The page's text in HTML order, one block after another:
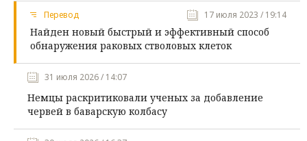
Перевод 17 июля 2023 / 19:14
Найден новый быстрый и эффективный способ
обнаружения раковых стволовых клеток
31 июля 2026 / 14:07
Немцы раскритиковали ученых за добавление
червей в баварскую колбасу